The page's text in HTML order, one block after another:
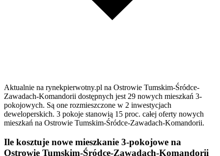
Aktualnie na rynekpierwotny.pl na Ostrowie Tumskim-Śródce-
Zawadach-Komandorii dostępnych jest 29 nowych mieszkań 3-
pokojowych. Są one rozmieszczone w 2 inwestycjach
deweloperskich. 3 pokoje stanowią 15 proc. całej oferty nowych
mieszkań na Ostrowie Tumskim-Śródce-Zawadach-Komandorii.
Ile kosztuje nowe mieszkanie 3-pokojowe na
Ostrowie Tumskim-Śródce-Zawadach-Komandorii